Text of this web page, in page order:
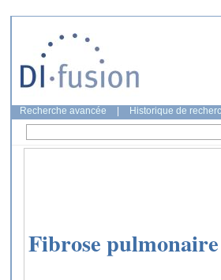
Recherche avancée Historique de
Fibrose